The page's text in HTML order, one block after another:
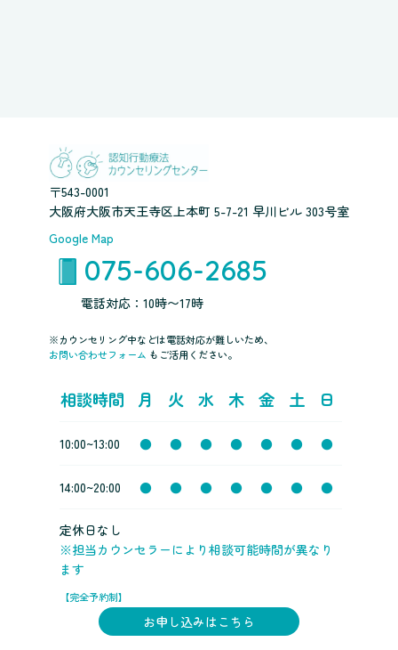
〒543-0001
大阪府大阪市天王寺区上本町 5-7-21 早川ビル 303号室
Google Map
075-606-2685
電話対応：10時〜17時
※カウンセリング中などは電話対応が難しいため、
お問い合わせフォーム もご活用ください。
相談時間 月 火 水 木 金 土 日
10:00~13:00 ● ● ● ● ● ● ●
14:00~20:00 ● ● ● ● ● ● ●
定休日なし
※担当カウンセラーにより相談可能時間が異なり
ます
【完全予約制】
お申し込みはこちら